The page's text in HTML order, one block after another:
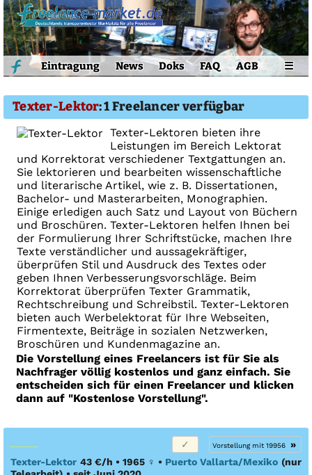
Eintragung News Doks FAQ AGB ☰
Texter-Lektor: 1 Freelancer verfügbar
Texter-Lektoren bieten ihre
Leistungen im Bereich Lektorat
und Korrektorat verschiedener Textgattungen an.
Sie lektorieren und bearbeiten wissenschaftliche
und literarische Artikel, wie z. B. Dissertationen,
Bachelor- und Masterarbeiten, Monographien.
Einige erledigen auch Satz und Layout von Büchern
und Broschüren. Texter-Lektoren helfen Ihnen bei
der Formulierung Ihrer Schriftstücke, machen Ihre
Texte verständlicher und aussagekräftiger,
überprüfen Stil und Ausdruck des Textes oder
geben Ihnen Verbesserungsvorschläge. Beim
Korrektorat überprüfen Texter Grammatik,
Rechtschreibung und Schreibstil. Texter-Lektoren
bieten auch Werbelektorat für Ihre Webseiten,
Firmentexte, Beiträge in sozialen Netzwerken,
Broschüren und Kundenmagazine an.
Die Vorstellung eines Freelancers ist für Sie als
Nachfrager völlig kostenlos und ganz einfach. Sie
entscheiden sich für einen Freelancer und klicken
dann auf "Kostenlose Vorstellung".
Vorstellung mit 19956
»
Texter-Lektor 43 €/h • 1965 ♀ • Puerto Vallarta/Mexiko (nur